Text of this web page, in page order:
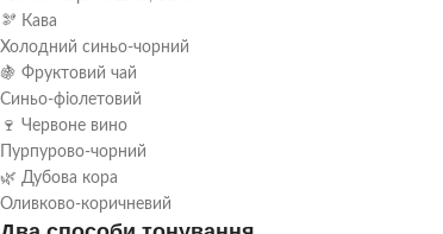
🫘 Кава
Холодний синьо-чорний
🍇 Фруктовий чай
Синьо-фіолетовий
🍷 Червоне вино
Пурпурово-чорний
🌿 Дубова кора
Оливково-коричневий